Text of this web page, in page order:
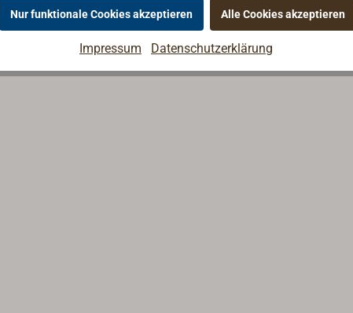
Nur funktionale Cookies akzeptieren Alle Cookies akzeptieren
Impressum Datenschutzerklärung